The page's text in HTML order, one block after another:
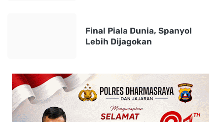
Final Piala Dunia, Spanyol
Lebih Dijagokan